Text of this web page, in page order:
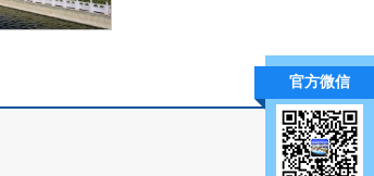
官方微信